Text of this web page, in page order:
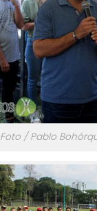
Foto / Pablo